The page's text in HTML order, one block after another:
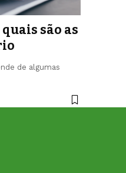
são as
de algumas